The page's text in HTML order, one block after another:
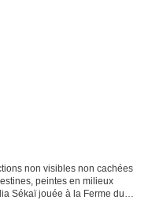
non visibles non cachées
peintes en milieux
Sékaï jouée à la Ferme du